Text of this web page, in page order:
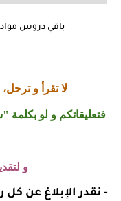
باقي دروس مواد
لا تقرأ و
فتعليقاتكم و لو بكلمة
و
- نقدر الإبلاغ عن